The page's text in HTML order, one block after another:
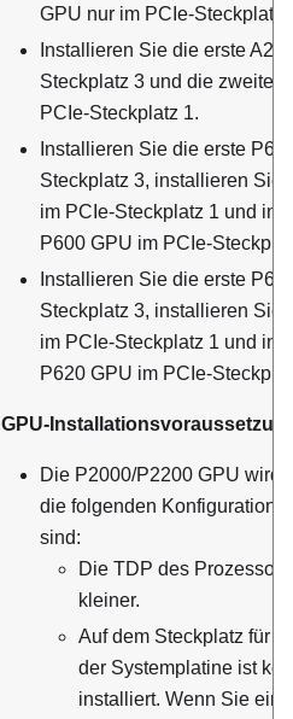
GPU nur im PCIe-Steckplatz
Installieren Sie die erste A2/
Steckplatz 3 und die zweite
PCIe-Steckplatz 1.
Installieren Sie die erste
Steckplatz 3, installieren Sie
im PCIe-Steckplatz 1 und
P600 GPU im PCIe-
Installieren Sie die erste
Steckplatz 3, installieren Sie
im PCIe-Steckplatz 1 und
P620 GPU im PCIe-
GPU-
Die P2000/P2200 GPU wird
die folgenden
sind:
Die TDP des
kleiner.
Auf dem Steckplatz für
der Systemplatine ist
installiert. Wenn Sie